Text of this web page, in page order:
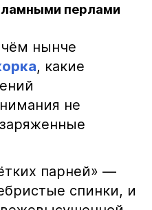
перлами
нынче
, какие
не
парней» —
спинки, и